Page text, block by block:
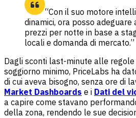
“Con il suo motore
dinamici, ora posso
prezzi per notte in base a
locali e domanda di mercato.”
Dagli sconti last-minute alle
soggiorno minimo, PriceLabs ha
di cui aveva bisogno, senza ore di
Market Dashboards e i Dati del
a capire come stavano
della zona, rendendo le sue